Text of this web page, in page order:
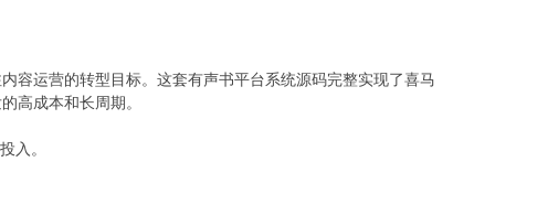
容运营的转型目标。这套有声书平台系统源码完整实现了喜马
高成本和长周期。
入。